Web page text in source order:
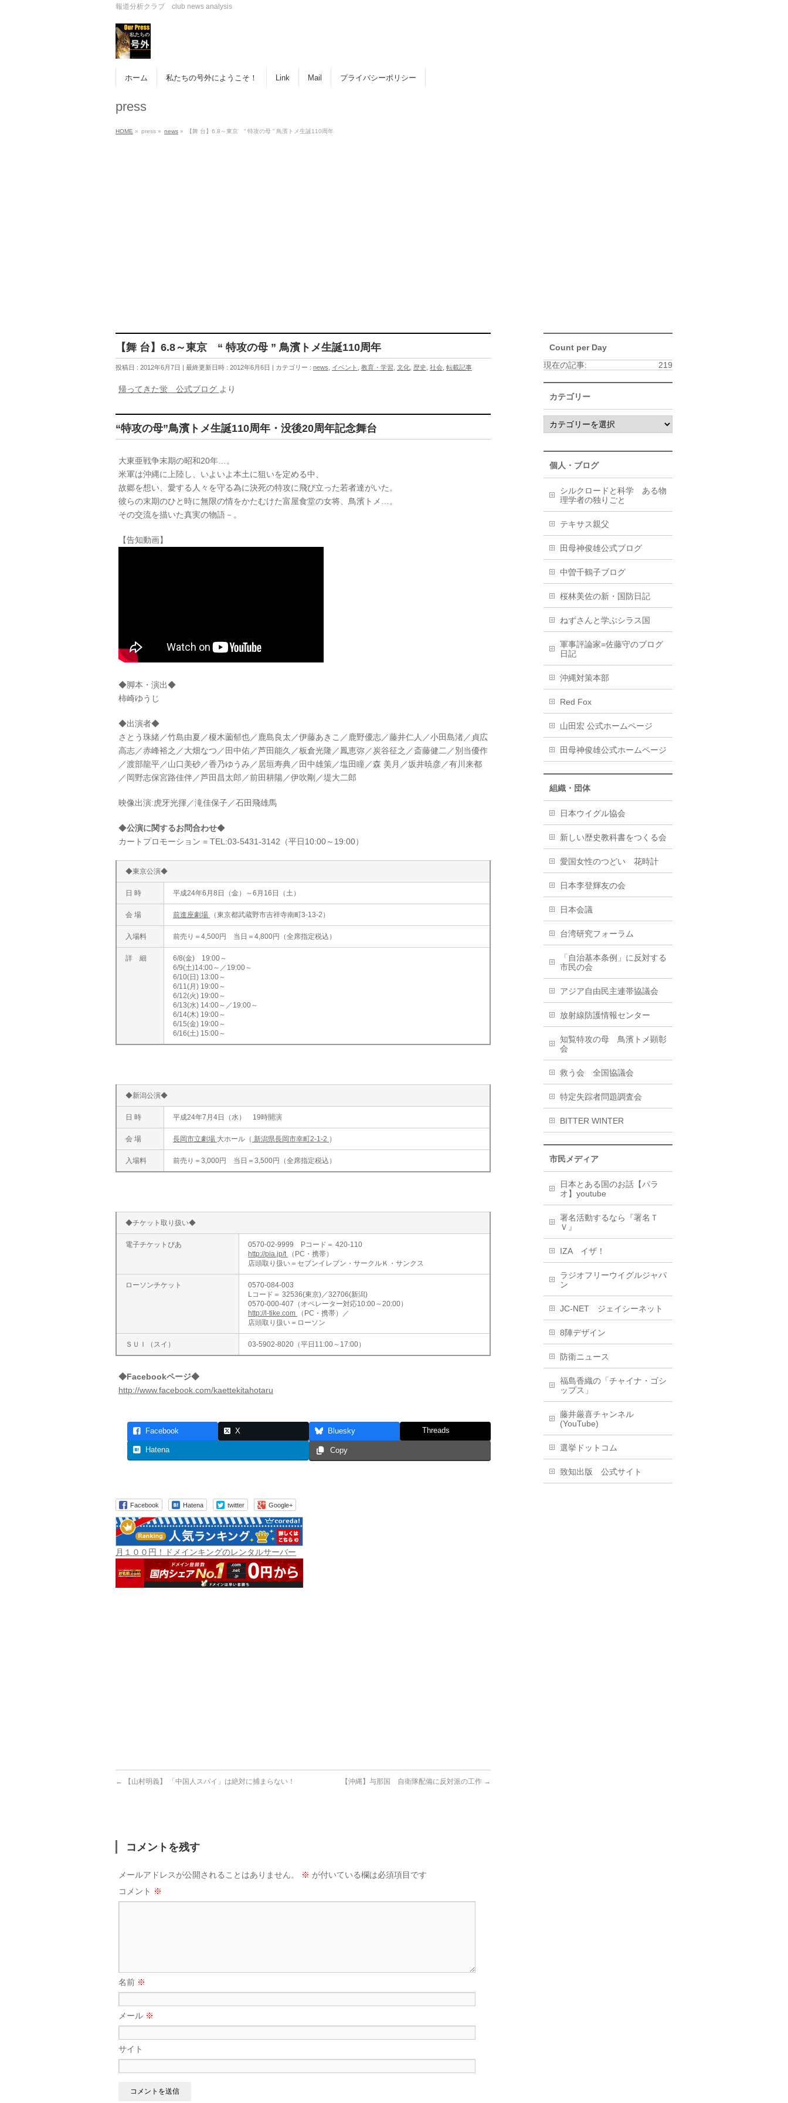
報道分析クラブ club news analysis
ホーム 私たちの号外にようこそ！ Link Mail プライバシーポリシー
press
HOME » press » news » 【舞 台】6.8～東京 “ 特攻の母 ” 鳥濱トメ生誕110周年
【舞 台】6.8～東京 “ 特攻の母 ” 鳥濱トメ生誕110周年
投稿日 : 2012年6月7日 最終更新日時 : 2012年6月6日 カテゴリー : news イベント 教育・学習 文化 歴史 社会 転載記事
帰ってきた蛍 公式ブログ より
“特攻の母”鳥濱トメ生誕110周年・没後20周年記念舞台
大東亜戦争末期の昭和20年…。
米軍は沖縄に上陸し、いよいよ本土に狙いを定める中、
故郷を想い、愛する人々を守る為に決死の特攻に飛び立った若者達がいた。
彼らの末期のひと時に無限の情をかたむけた富屋食堂の女将、鳥濱トメ…。
その交流を描いた真実の物語－。
【告知動画】
◆脚本・演出◆
柿崎ゆうじ
◆出演者◆
さとう珠緒／竹島由夏／榎木薗郁也／鹿島良太／伊藤あきこ／鹿野優志／藤井仁人／小田島渚／貞広
高志／赤峰裕之／大畑なつ／田中佑／芦田能久／板倉光隆／鳳恵弥／炭谷征之／斎藤健二／別当優作
／渡部龍平／山口美砂／香乃ゆうみ／居垣寿典／田中雄策／塩田瞳／森 美月／坂井暁彦／有川来都
／岡野志保宮路佳伴／芦田昌太郎／前田耕陽／伊吹剛／堤大二郎
映像出演:虎牙光揮／滝佳保子／石田飛雄馬
◆公演に関するお問合わせ◆
カートプロモーション = TEL:03-5431-3142（平日10:00～19:00）
◆東京公演◆
日 時 平成24年6月8日（金）～6月16日（土）
会 場 前進座劇場 （東京都武蔵野市吉祥寺南町3-13-2）
入場料 前売り＝4,500円 当日＝4,800円（全席指定税込）
詳 細
6/8(金) 19:00～
6/9(土)14:00～／19:00～
6/10(日) 13:00～
6/11(月) 19:00～
6/12(火) 19:00～
6/13(水) 14:00～／19:00～
6/14(木) 19:00～
6/15(金) 19:00～
6/16(土) 15:00～
◆新潟公演◆
日 時 平成24年7月4日（水） 19時開演
会 場 長岡市立劇場 大ホール（ 新潟県長岡市幸町2-1-2 ）
入場料 前売り＝3,000円 当日＝3,500円（全席指定税込）
◆チケット取り扱い◆
電子チケットぴあ
0570-02-9999 Pコード＝ 420-110
http://pia.jp/t
（PC・携帯）
店頭取り扱い＝セブンイレブン・サークルＫ・サンクス
ローソンチケット
0570-084-003
Lコード＝ 32536(東京)／32706(新潟)
0570-000-407（オペレーター対応10:00～20:00）
http://l-tike.com
（PC・携帯）／
店頭取り扱い＝ローソン
ＳＵＩ（スイ） 03-5902-8020（平日11:00～17:00）
◆Facebookページ◆
http://www.facebook.com/kaettekitahotaru
Facebook X Bluesky Threads
Hatena Copy
Facebook Hatena twitter Google+
月１００円！ドメインキングのレンタルサーバー
← 【山村明義】 「中国人スパイ」は絶対に捕まらない！ 【沖縄】与那国 自衛隊配備に反対派の工作 →
コメントを残す
メールアドレスが公開されることはありません。 ※ が付いている欄は必須項目です
コメント ※
名前 ※
メール ※
サイト
Count per Day
219
現在の記事:
カテゴリー
個人・ブログ
シルクロードと科学 ある物
理学者の独りごと
テキサス親父
田母神俊雄公式ブログ
中曽千鶴子ブログ
桜林美佐の新・国防日記
ねずさんと学ぶシラス国
軍事評論家=佐藤守のブログ
日記
沖縄対策本部
Red Fox
山田宏 公式ホームページ
田母神俊雄公式ホームページ
組織・団体
日本ウイグル協会
新しい歴史教科書をつくる会
愛国女性のつどい 花時計
日本李登輝友の会
日本会議
台湾研究フォーラム
「自治基本条例」に反対する
市民の会
アジア自由民主連帯協議会
放射線防護情報センター
知覧特攻の母 鳥濱トメ顕彰
会
救う会 全国協議会
特定失踪者問題調査会
BITTER WINTER
市民メディア
日本とある国のお話【パラ
オ】youtube
署名活動するなら『署名Ｔ
Ｖ』
IZA イザ！
ラジオフリーウイグルジャパ
ン
JC-NET ジェイシーネット
8陣デザイン
防衛ニュース
福島香織の「チャイナ・ゴシ
ップス」
藤井厳喜チャンネル
(YouTube)
選挙ドットコム
致知出版 公式サイト